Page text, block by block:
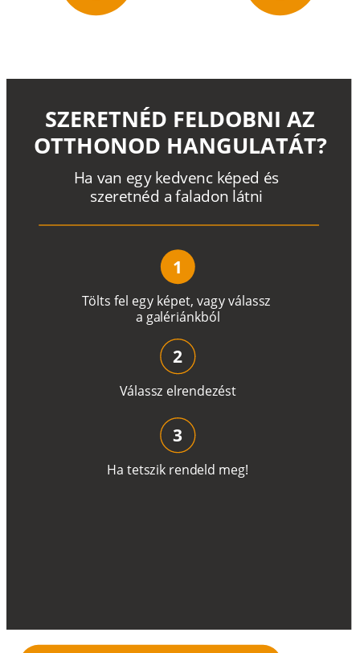
Tölts fel egy képet, vagyválassz
a galériánkból
Ha van egy kedvenc képed és
szeretnéd a faladon látni
SZERETNÉD FELDOBNI AZ
OTTHONOD HANGULATÁT?
1
Válassz elrendezést
2
Ha tetszik rendeld meg!
3